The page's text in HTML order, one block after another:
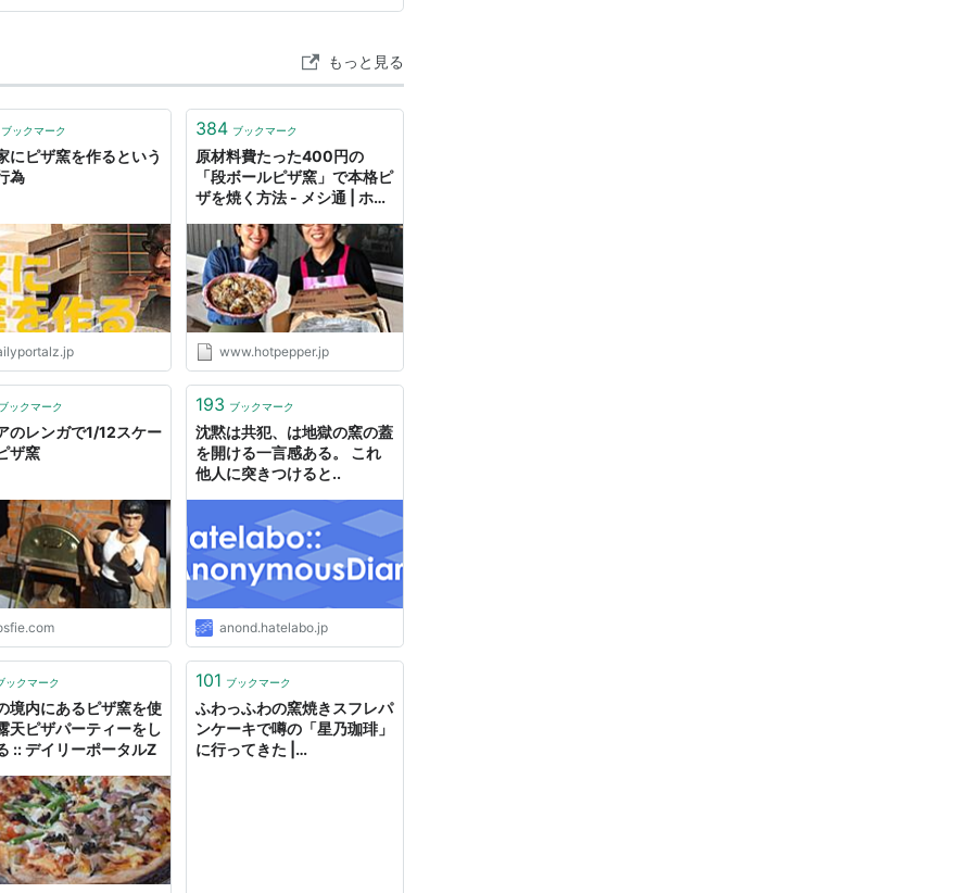
もっと見る
ブックマーク
にピザ窯を作るという
為
384 ブックマーク
原材料費たった400円の
「段ボールピザ窯」で本格ピ
ザを焼く方法 - メシ通 | ホッ
www.hotpepper.jp
ックマーク
のレンガで1/12スケー
ザ窯
193 ブックマーク
沈黙は共犯、は地獄の窯の蓋
を開ける一言感ある。 これ
他人に突きつけると..
anond.hatelabo.jp
ックマーク
境内にあるピザ窯を使
天ピザパーティーをし
:: デイリーポータルZ
101 ブックマーク
ふわっふわの窯焼きスフレパ
ンケーキで噂の「星乃珈琲」
に行ってきた |